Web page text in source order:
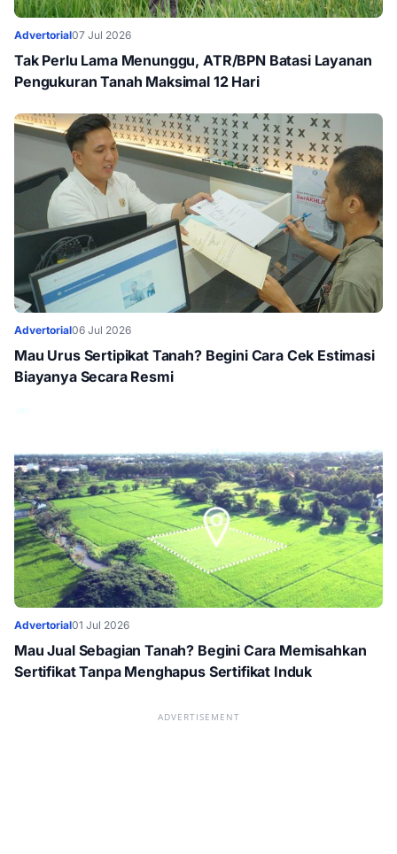
Advertorial07 Jul 2026
Tak Perlu Lama Menunggu, ATR/BPN Batasi Layanan
Pengukuran Tanah Maksimal 12 Hari
Advertorial06 Jul 2026
Mau Urus Sertipikat Tanah? Begini Cara Cek Estimasi
Biayanya Secara Resmi
Advertorial01 Jul 2026
Mau Jual Sebagian Tanah? Begini Cara Memisahkan
Sertifikat Tanpa Menghapus Sertifikat Induk
ADVERTISEMENT